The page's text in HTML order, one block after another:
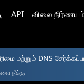
API விலை
மற்றும் DNS
நீக்கு